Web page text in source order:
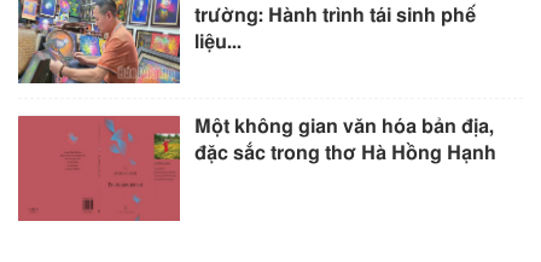
trường: Hành trình tái sinh phế
liệu...
Một không gian văn hóa bản địa,
đặc sắc trong thơ Hà Hồng Hạnh